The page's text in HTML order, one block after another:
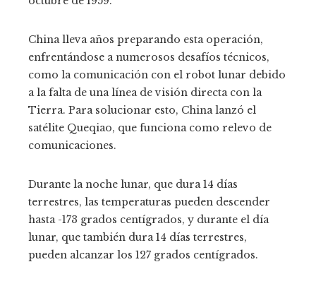
China lleva años preparando esta operación,
enfrentándose a numerosos desafíos técnicos,
como la comunicación con el robot lunar debido
a la falta de una línea de visión directa con la
Tierra. Para solucionar esto, China lanzó el
satélite Queqiao, que funciona como relevo de
comunicaciones.
Durante la noche lunar, que dura 14 días
terrestres, las temperaturas pueden descender
hasta -173 grados centígrados, y durante el día
lunar, que también dura 14 días terrestres,
pueden alcanzar los 127 grados centígrados.